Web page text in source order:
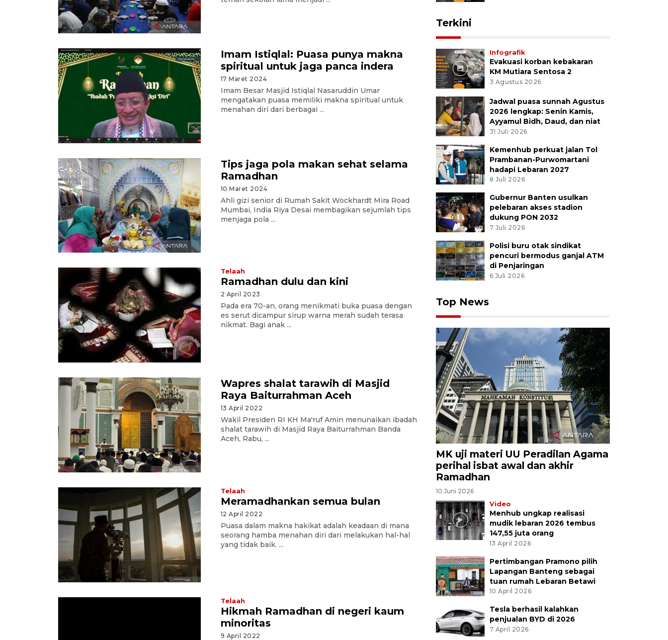
Imam Istiqlal: Puasa punya makna
spiritual untuk jaga panca indera
17 Maret 2024
Imam Besar Masjid Istiqlal Nasaruddin Umar
mengatakan puasa memiliki makna spiritual untuk
menahan diri dari berbagai ...
Tips jaga pola makan sehat selama
Ramadhan
10 Maret 2024
Ahli gizi senior di Rumah Sakit Wockhardt Mira Road
Mumbai, India Riya Desai membagikan sejumlah tips
menjaga pola ...
Telaah
Ramadhan dulu dan kini
2 April 2023
Pada era 70-an, orang menikmati buka puasa dengan
es serut dicampur sirup warna merah sudah terasa
nikmat. Bagi anak ...
Wapres shalat tarawih di Masjid
Raya Baiturrahman Aceh
13 April 2022
Wakil Presiden RI KH Ma'ruf Amin menunaikan ibadah
shalat tarawih di Masjid Raya Baiturrahman Banda
Aceh, Rabu, ...
Telaah
Meramadhankan semua bulan
12 April 2022
Puasa dalam makna hakikat adalah keadaan di mana
seorang hamba menahan diri dari melakukan hal-hal
yang tidak baik. ...
Telaah
Hikmah Ramadhan di negeri kaum
minoritas
9 April 2022
Terkini
Infografik
Evakuasi korban kebakaran
KM Mutiara Sentosa 2
3 Agustus 2026
Jadwal puasa sunnah Agustus
2026 lengkap: Senin Kamis,
Ayyamul Bidh, Daud, dan niat
31 Juli 2026
Kemenhub perkuat jalan Tol
Prambanan-Purwomartani
hadapi Lebaran 2027
8 Juli 2026
Gubernur Banten usulkan
pelebaran akses stadion
dukung PON 2032
7 Juli 2026
Polisi buru otak sindikat
pencuri bermodus ganjal ATM
di Penjaringan
6 Juli 2026
Top News
MK uji materi UU Peradilan Agama
perihal isbat awal dan akhir
Ramadhan
10 Juni 2026
Video
Menhub ungkap realisasi
mudik lebaran 2026 tembus
147,55 juta orang
13 April 2026
Pertimbangan Pramono pilih
Lapangan Banteng sebagai
tuan rumah Lebaran Betawi
10 April 2026
Tesla berhasil kalahkan
penjualan BYD di 2026
7 April 2026